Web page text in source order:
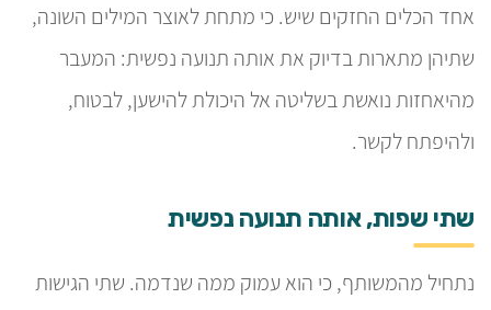
אחד הכלים החזקים שיש. כי מתחת לאוצר המילים השונה,
שתיהן מתארות בדיוק את אותה תנועה נפשית: המעבר
מהיאחזות נואשת בשליטה אל היכולת להישען, לבטוח,
ולהיפתח לקשר.
שתי שפות, אותה תנועה נפשית
נתחיל מהמשותף, כי הוא עמוק ממה שנדמה. שתי הגישות